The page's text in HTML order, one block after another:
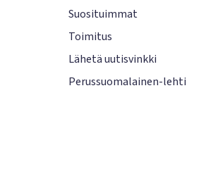
Suosituimmat
Toimitus
Lähetä uutisvinkki
Perussuomalainen-lehti